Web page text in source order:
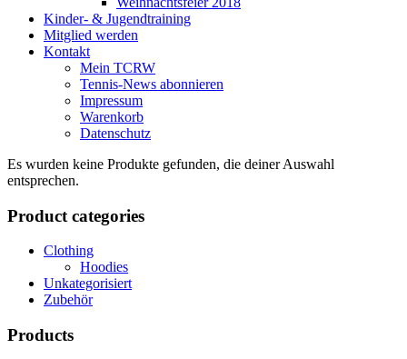
Kinder- & Jugendtraining
Mitglied werden
Kontakt
Mein TCRW
Tennis-News abonnieren
Impressum
Warenkorb
Datenschutz
Es wurden keine Produkte gefunden, die deiner Auswahl
entsprechen.
Product categories
Clothing
Hoodies
Unkategorisiert
Zubehör
Products